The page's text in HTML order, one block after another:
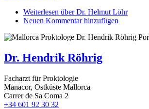
Weiterlesen über Dr. Helmut Löhr
Neuen Kommentar hinzufügen
Dr. Hendrik Röhrig
Facharzt für Proktologie
Manacor, Ostküste Mallorca
Carrer de Sa Coma 2
+34 601 92 30 32